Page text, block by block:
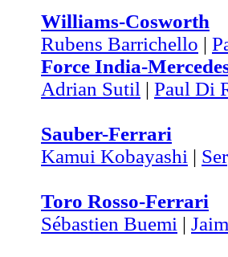
Williams-Cosworth
Rubens Barrichello |
Force India-
Adrian Sutil | Paul Di
Sauber-Ferrari
Kamui Kobayashi |
Toro Rosso-Ferrari
Sébastien Buemi |